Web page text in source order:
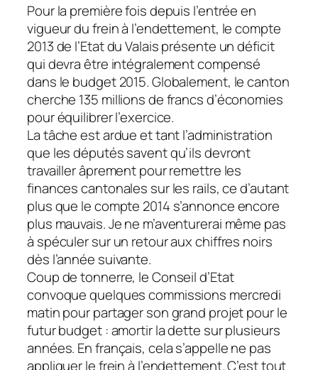
Pour la première fois depuis l’entrée en
vigueur du frein à l’endettement, le compte
2013 de l’Etat du Valais présente un déficit
qui devra être intégralement compensé
dans le budget 2015. Globalement, le canton
cherche 135 millions de francs d’économies
pour équilibrer l’exercice.
La tâche est ardue et tant l’administration
que les députés savent qu’ils devront
travailler âprement pour remettre les
finances cantonales sur les rails, ce d’autant
plus que le compte 2014 s’annonce encore
plus mauvais. Je ne m’aventurerai même pas
à spéculer sur un retour aux chiffres noirs
dès l’année suivante.
Coup de tonnerre, le Conseil d’Etat
convoque quelques commissions mercredi
matin pour partager son grand projet pour le
futur budget : amortir la dette sur plusieurs
années. En français, cela s’appelle ne pas
appliquer le frein à l’endettement. C’est tout